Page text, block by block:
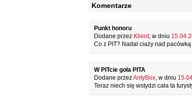
Komentarze
Punkt honoru
Dodane przez Klient, w dniu
Co z PIT? Nadal ciaży nad
W PITcie goła PITA
Dodane przezAntyBox, w dniu
Teraz niech się wstydzi cała ta